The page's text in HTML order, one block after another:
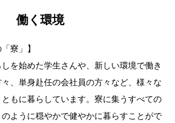
働く環境
寮」】
を始めた学生さんや、新しい環境で働き
、単身赴任の会社員の方々など、様々な
もに暮らしています。寮に集うすべての
ように穏やかで健やかに暮らすことがで